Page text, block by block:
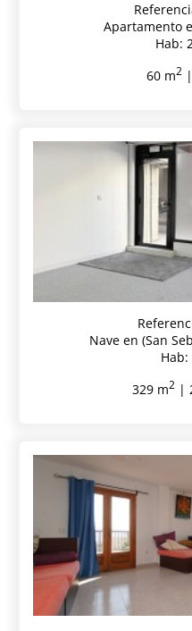
Apartamento
Hab:
60 m2
Nave en (San
329 m2|